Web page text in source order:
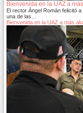
Bienvenida en la UAZ a
El rector Ángel Román felicitó
una de las…
Bienvenida en la UAZ a más